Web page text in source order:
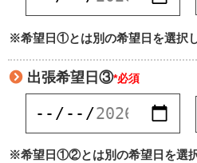
※希望日①とは別の希望日を選択し
出張希望日③*必須
※希望日①②とは別の希望日を選択